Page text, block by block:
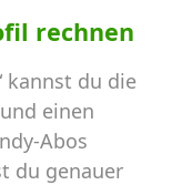
rechnen
kannst du die
einen
Abos
du genauer